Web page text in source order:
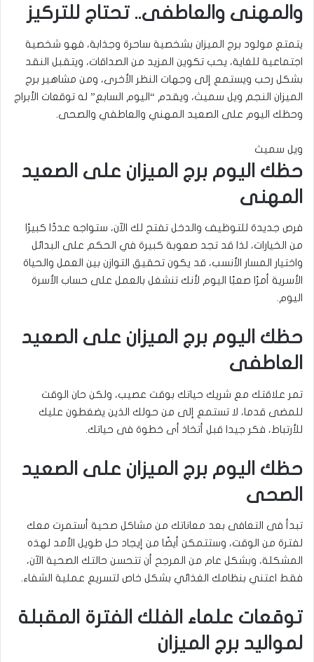
والمهنى والعاطفى.. تحتاج للتركيز
يتمتع مولود برج الميزان بشخصية ساحرة وجذابة، فهو شخصية
اجتماعية للغاية، يحب تكوين المزيد من الصداقات، ويتقبل النقد
بشكل رحب ويستمع إلى وجهات النظر الأخرى، ومن مشاهير برج
الميزان النجم ويل سميث، ويقدم “اليوم السابع” له توقعات الأبراج
وحظك اليوم على الصعيد المهني والعاطفي والصحى.
ويل سميث
حظك اليوم برج الميزان على الصعيد
المهنى
فرص جديدة للتوظيف والدخل تفتح لك الآن، ستواجه عددًا كبيرًا
من الخيارات، لذا قد تجد صعوبة كبيرة في الحكم على البدائل
واختيار المسار الأنسب، قد يكون تحقيق التوازن بين العمل والحياة
الأسرية أمرًا صعبًا اليوم لأنك تنشغل بالعمل على حساب الأسرة
اليوم.
حظك اليوم برج الميزان على الصعيد
العاطفى
تمر علاقتك مع شريك حياتك بوقت عصيب، ولكن حان الوقت
للمضى قدما، لا تستمع إلى من حولك الذين يضغطون عليك
للأرتباط، فكر جيدا قبل أتخاذ أى خطوة فى حياتك.
حظك اليوم برج الميزان على الصعيد
الصحى
تبدأ فى التعافى بعد معاناتك من مشاكل صحية أستمرت معك
لفترة من الوقت، وستتمكن أيضًا من إيجاد حل طويل الأمد لهذه
المشكلة، وبشكل عام من المرجح أن تتحسن حالتك الصحية الآن،
فقط اعتني بنظامك الغذائي بشكل خاص لتسريع عملية الشفاء.
توقعات علماء الفلك الفترة المقبلة
لمواليد برج الميزان